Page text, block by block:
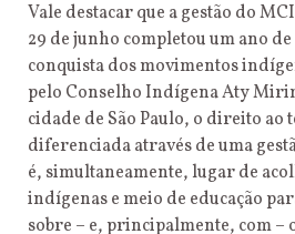
Vale destacar que a gestão do
29 de junho completou um ano
conquista dos movimentos
pelo Conselho Indígena Aty
cidade de São Paulo, o direito ao
diferenciada através de uma
é, simultaneamente, lugar de
indígenas e meio de educação
sobre – e, principalmente, com –